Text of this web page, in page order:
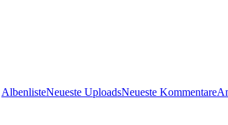
AlbenlisteNeueste UploadsNeueste Kommentare